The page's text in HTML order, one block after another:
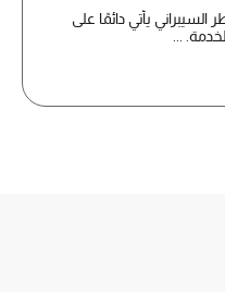
السيبراني يأتي دائمًا على
...